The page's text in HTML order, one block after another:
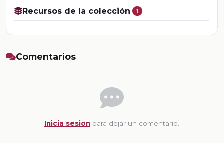
Recursos de la colección 1
Comentarios
Inicia sesion para dejar un comentario.